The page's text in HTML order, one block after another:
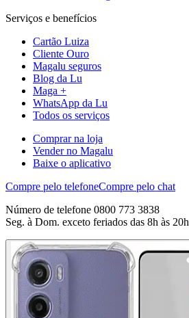
Serviços e benefícios
Cartão Luiza
Cliente Ouro
Magalu seguros
Blog da Lu
Maga +
WhatsApp da Lu
Todos os serviços
Comprar na loja
Vender no Magalu
Baixe o aplicativo
Compre pelo telefoneCompre pelo chat
Número de telefone 0800 773 3838
Seg. à Dom. exceto feriados das 8h às 20h